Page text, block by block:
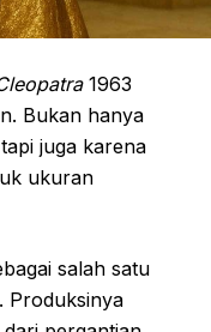
1963
Bukan hanya
juga karena
ukuran
salah satu
Produksinya